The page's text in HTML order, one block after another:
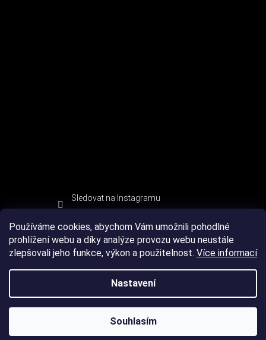
Používáme cookies, abychom Vám umožnili pohodlné
prohlížení webu a díky analýze provozu webu neustále
zlepšovali jeho funkce, výkon a použitelnost. Více informací
Nastavení
Souhlasím
Sledovat na Instagramu
DEVIL SPORT. Všechna práva vyhrazena.